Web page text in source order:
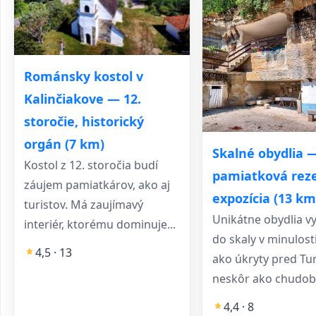
Románsky kostol v
Kalinčiakove — 12.
storočie, historický
orgán (7 km)
Kostol z 12. storočia budí
záujem pamiatkárov, ako aj
turistov. Má zaujímavý
interiér, ktorému dominuje...
4,5 · 13
Skalné obydlia
pamiatková
expozícia (13
Unikátne obydlia
do skaly v
ako úkryty pred
neskôr ako
4,4 · 8